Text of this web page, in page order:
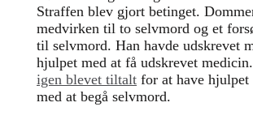
Straffen blev gjort betinget.
medvirken til to selvmord og et
til selvmord. Han havde udskrevet
hjulpet med at få udskrevet
igen blevet tiltalt for at have hjulpet
med at begå selvmord.